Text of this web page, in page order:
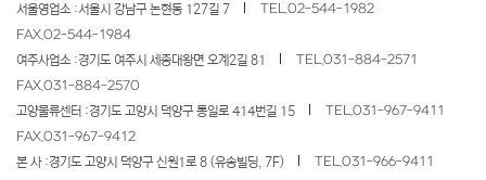
서울영업소 :서울시 강남구 논현동 127길 7 TEL.02-544-1982
FAX.02-544-1984
여주사업소 :경기도 여주시 세종대왕면 오계2길 81 TEL.031-884-2571
FAX.031-884-2570
고양물류센터 :경기도 고양시 덕양구 통일로 414번길 15 TEL.031-967-9411
FAX.031-967-9412
본 사 :경기도 고양시 덕양구 신원1로 8 (유송빌딩, 7F) TEL.031-966-9411